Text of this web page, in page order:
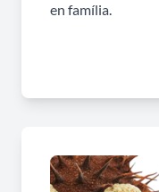
en família.